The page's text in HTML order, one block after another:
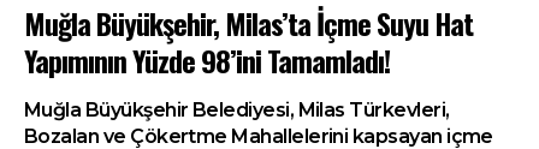
Muğla Büyükşehir, Milas’ta İçme Suyu Hat
Yapımının Yüzde 98’ini Tamamladı!
Muğla Büyükşehir Belediyesi, Milas Türkevleri,
Bozalan ve Çökertme Mahallelerini kapsayan içme